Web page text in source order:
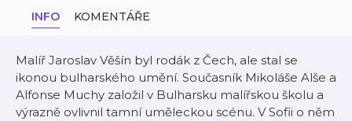
INFO KOMENTÁŘE
Malíř Jaroslav Věšín byl rodák z Čech, ale stal se
ikonou bulharského umění. Současník Mikoláše Alše a
Alfonse Muchy založil v Bulharsku malířskou školu a
výrazně ovlivnil tamní uměleckou scénu. V Sofii o něm